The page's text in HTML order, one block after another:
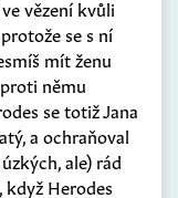
vězení kvůli
se s ní
mít ženu
němu
se totiž Jana
a ochraňoval
ale) rád
když Herodes